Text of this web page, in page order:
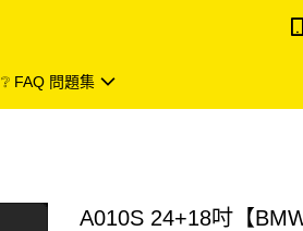
❔ FAQ 問題集
A010S 24+18吋【